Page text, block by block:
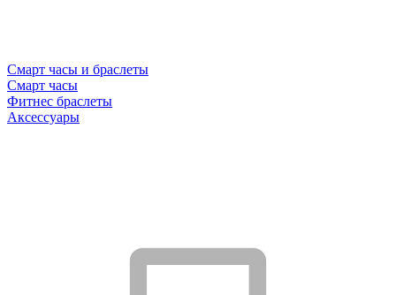
Смарт часы и браслеты
Смарт часы
Фитнес браслеты
Аксессуары